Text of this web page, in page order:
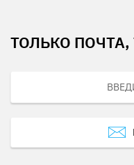
ТОЛЬКО ПОЧТА,